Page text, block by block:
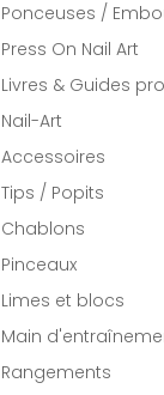
Ponceuses /
Press On Nail Art
Livres & Guides
Nail-Art
Accessoires
Tips / Popits
Chablons
Pinceaux
Limes et blocs
Main
Rangements